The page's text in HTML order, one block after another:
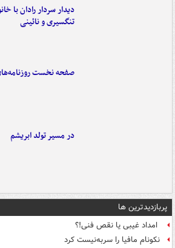
دیدار سردار رادان با
تنگسیری و نائینی
صفحه نخست روزنامه‌های دوشنبه
در مسیر تولد ابریشم
پربازدیدترین ها
امداد غیبی یا نقص فنی!؟
نکونام مافیا را سربه‌نیست کرد